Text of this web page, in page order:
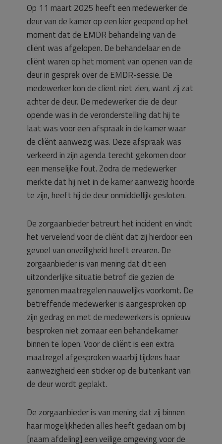
Op 11 maart 2025 heeft een medewerker de
deur van de kamer op een kier geopend op het
moment dat de EMDR behandeling van de
cliënt was afgelopen. De behandelaar en de
cliënt waren op het moment van openen van de
deur in gesprek over de EMDR-sessie. De
medewerker kon de cliënt niet zien, want zij zat
achter de deur. De medewerker die de deur
opende was in de veronderstelling dat hij te
laat was voor een afspraak in de kamer waar
de cliënt aanwezig was. Deze afspraak was
verkeerd in zijn agenda terecht gekomen door
een menselijke fout. Zodra de medewerker
merkte dat hij niet in de kamer aanwezig hoorde
te zijn, heeft hij de deur onmiddellijk gesloten.
De zorgaanbieder betreurt het incident en vindt
het vervelend voor de cliënt dat zij hierdoor een
gevoel van onveiligheid heeft ervaren. De
zorgaanbieder is van mening dat dit een
uitzonderlijke situatie betrof die gezien de
genomen maatregelen nauwelijks voorkomt. De
betreffende medewerker is aangesproken op
zijn gedrag en met de medewerkers is opnieuw
besproken niet zomaar een behandelkamer
binnen te lopen. Voor de cliënt is een extra
maatregel afgesproken waarbij tijdens haar
aanwezigheid een sticker op de buitenkant van
de deur wordt geplakt.
De zorgaanbieder is van mening dat zij binnen
haar mogelijkheden alles heeft gedaan om bij
[naam afdeling] een veilige omgeving voor de